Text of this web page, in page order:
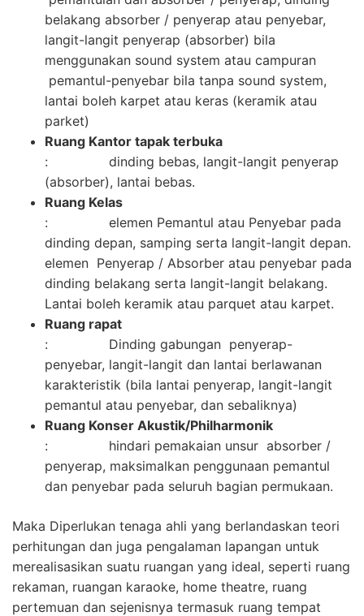
belakang absorber / penyerap atau penyebar,
langit-langit penyerap (absorber) bila
menggunakan sound system atau campuran
pemantul-penyebar bila tanpa sound system,
lantai boleh karpet atau keras (keramik atau
parket)
Ruang Kantor tapak terbuka
: dinding bebas, langit-langit penyerap
(absorber), lantai bebas.
Ruang Kelas
: elemen Pemantul atau Penyebar pada
dinding depan, samping serta langit-langit depan.
elemen Penyerap / Absorber atau penyebar pada
dinding belakang serta langit-langit belakang.
Lantai boleh keramik atau parquet atau karpet.
Ruang rapat
: Dinding gabungan penyerap-
penyebar, langit-langit dan lantai berlawanan
karakteristik (bila lantai penyerap, langit-langit
pemantul atau penyebar, dan sebaliknya)
Ruang Konser Akustik/Philharmonik
: hindari pemakaian unsur absorber /
penyerap, maksimalkan penggunaan pemantul
dan penyebar pada seluruh bagian permukaan.
Maka Diperlukan tenaga ahli yang berlandaskan teori
perhitungan dan juga pengalaman lapangan untuk
merealisasikan suatu ruangan yang ideal, seperti ruang
rekaman, ruangan karaoke, home theatre, ruang
pertemuan dan sejenisnya termasuk ruang tempat